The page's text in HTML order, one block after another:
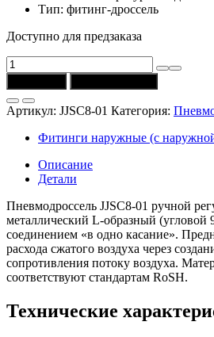
Тип: фитинг-дроссель
Доступно для предзаказа
Количество
товара
Пневмодроссель
JJSC8-
01
PT1/8)
CSNSP
Артикул: JJSC8-01 Категория:
Фитинги наружные (с
Описание
Детали
Пневмодроссель JJSC8-01 ручной
металлический L-образный (угловой
соединением «в одно касание».
расхода сжатого воздуха через
сопротивления потоку воздуха.
соответствуют стандартам RoSH.
Технические